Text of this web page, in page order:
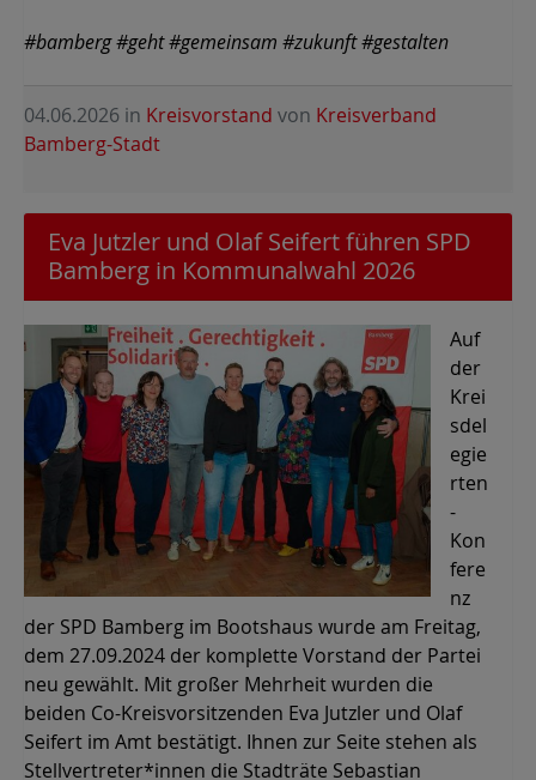
#bamberg #geht #gemeinsam #zukunft #gestalten
04.06.2026 in Kreisvorstand von Kreisverband
Bamberg-Stadt
Eva Jutzler und Olaf Seifert führen SPD
Bamberg in Kommunalwahl 2026
Auf
der
Krei
sdel
egie
rten
-
Kon
fere
nz
der SPD Bamberg im Bootshaus wurde am Freitag,
dem 27.09.2024 der komplette Vorstand der Partei
neu gewählt. Mit großer Mehrheit wurden die
beiden Co-Kreisvorsitzenden Eva Jutzler und Olaf
Seifert im Amt bestätigt. Ihnen zur Seite stehen als
Stellvertreter*innen die Stadträte Sebastian